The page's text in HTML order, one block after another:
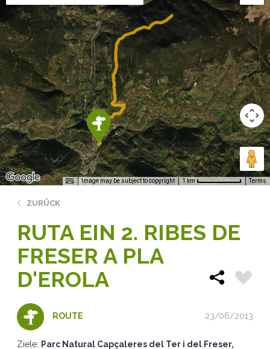
Image may be subject to copyright 1 km Terms
ZURÜCK
RUTA EIN 2. RIBES DE
FRESER A PLA
D'EROLA
ROUTE 23/06/2013
Ziele: Parc Natural Capçaleres del Ter i del Freser